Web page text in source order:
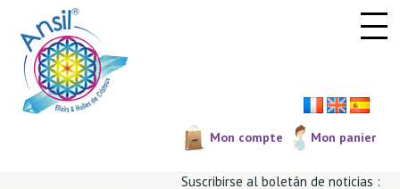
Mon compte Mon panier
Suscribirse al boletá­n de noticias :
Panel de gestión de cookies